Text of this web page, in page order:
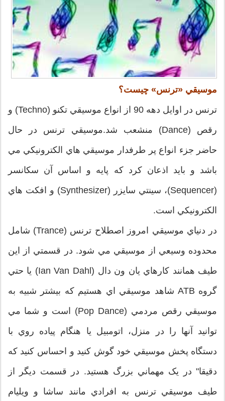
موسيقي «ترنس» چيست؟
ترنس در اوايل دهه 90 از انواع موسيقي تکنو (Techno) و
رقص (Dance) منشعب شد.موسيقي ترنس در حال
حاضر جزء انواع پر طرفدار موسيقي هاي الکترونيکي مي
باشد و بايد اذعان کرد که پايه و اساس آن سکانسر
(Sequencer)، سينتي سايزر (Synthesizer) و افکت هاي
الکترونيکي است.
در دنياي موسيقي امروز اصطلاح ترنس (Trance) شامل
محدوده وسيعي از موسيقي مي شود. در قسمتي از اين
طيف همانند کارهاي يان ون دال (Ian Van Dahl) يا حتي
گروه ATB شاهد موسيقي اي هستيم که بيشتر شبيه به
موسيقي رقص مردمي (Pop Dance) است و شما مي
توانيد آنها را در منزل، اتومبيل يا هنگام پياده روي با
دستگاه پخش موسيقي خود گوش کنيد و احساس کنيد که
دقيقا" در يک مهماني بزرگ هستيد. در قسمت ديگر از
طيف موسيقي ترنس به افرادي مانند ساشا و ويليام